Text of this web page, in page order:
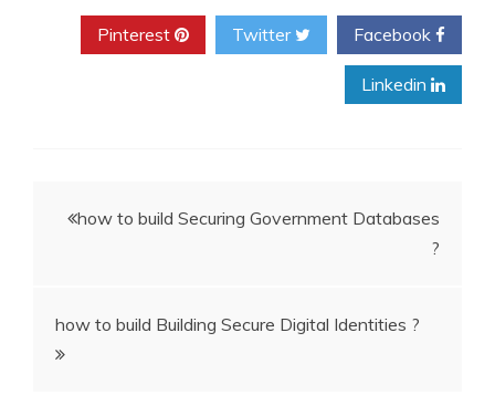
Twitter
ניווט
how to build Securing Government Databases
?
how to build Building Secure Digital Identities ?